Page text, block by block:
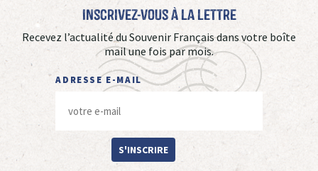
Inscrivez-vous à La Lettre
Recevez l’actualité du Souvenir Français dans votre boîte
mail une fois par mois.
ADRESSE E-MAIL
S'INSCRIRE